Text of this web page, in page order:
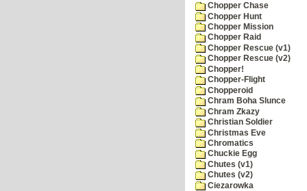
Chopper Chase
Chopper Hunt
Chopper Mission
Chopper Raid
Chopper Rescue (v1)
Chopper Rescue (v2)
Chopper!
Chopper-Flight
Chopperoid
Chram Boha Slunce
Chram Zkazy
Christian Soldier
Christmas Eve
Chromatics
Chuckie Egg
Chutes (v1)
Chutes (v2)
Ciezarowka